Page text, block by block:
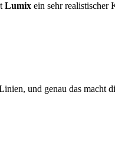
Lumix ein sehr realistischer
und genau das macht